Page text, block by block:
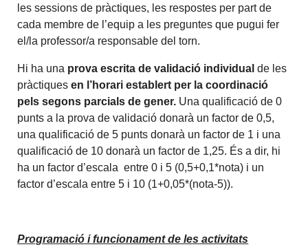
les sessions de pràctiques, les respostes per part de
cada membre de l’equip a les preguntes que pugui fer
el/la professor/a responsable del torn.
Hi ha una prova escrita de validació individual de les
pràctiquesen l’horari establert per la coordinació
pels segons parcials de gener. Una qualificació de 0
punts a la prova de validació donarà un factor de 0,5,
una qualificació de 5 punts donarà un factor de 1 i una
qualificació de 10 donarà un factor de 1,25. És a dir, hi
ha un factor d’escala entre 0 i 5 (0,5+0,1*nota) i un
factor d’escala entre 5 i 10 (1+0,05*(nota-5)).
Programació i funcionament de les activitats